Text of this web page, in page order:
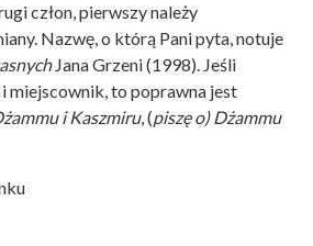
człon, pierwszy należy
Nazwę, o którą Pani pyta, notuje
Jana Grzeni (1998). Jeśli
miejscownik, to poprawna jest
i Kaszmiru, (piszę o) Dżammu